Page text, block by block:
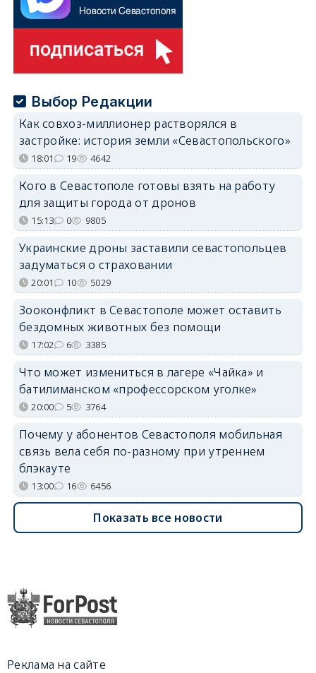
Выбор Редакции
Как совхоз-миллионер растворялся в
застройке: история земли «Севастопольского»
18:01 19 4642
Кого в Севастополе готовы взять на работу
для защиты города от дронов
15:13 0 9805
Украинские дроны заставили севастопольцев
задуматься о страховании
20:01 10 5029
Зооконфликт в Севастополе может оставить
бездомных животных без помощи
17:02 6 3385
Что может измениться в лагере «Чайка» и
батилиманском «профессорском уголке»
20:00 5 3764
Почему у абонентов Севастополя мобильная
связь вела себя по-разному при утреннем
блэкауте
13:00 16 6456
Показать все новости
Реклама на сайте